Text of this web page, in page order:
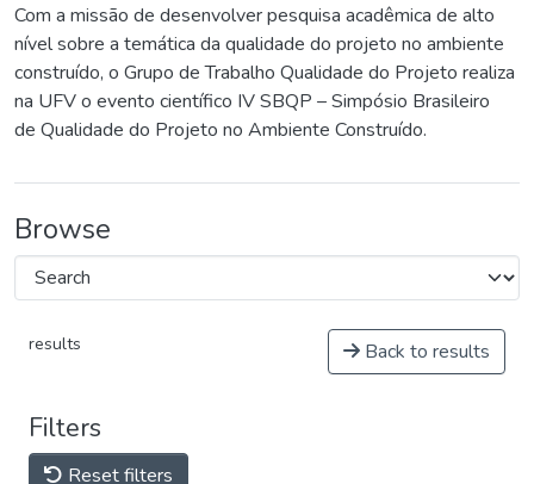
Com a missão de desenvolver pesquisa acadêmica de alto
nível sobre a temática da qualidade do projeto no ambiente
construído, o Grupo de Trabalho Qualidade do Projeto realiza
na UFV o evento científico IV SBQP – Simpósio Brasileiro
de Qualidade do Projeto no Ambiente Construído.
Browse
results Back to results
Filters
Reset filters